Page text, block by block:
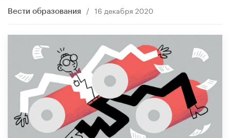
Вести образования / 16 декабря 2020